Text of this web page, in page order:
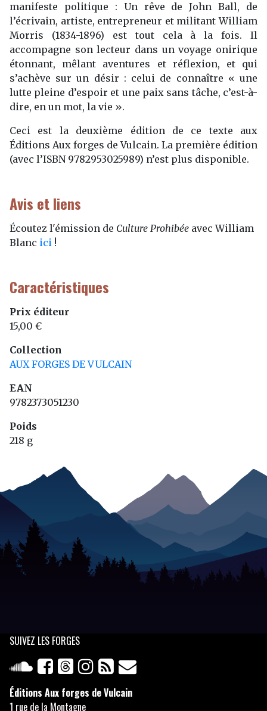
manifeste politique : Un rêve de John Ball, de
l’écrivain, artiste, entrepreneur et militant William
Morris (1834-1896) est tout cela à la fois. Il
accompagne son lecteur dans un voyage onirique
étonnant, mêlant aventures et réflexion, et qui
s’achève sur un désir : celui de connaître « une
lutte pleine d’espoir et une paix sans tâche, c’est-à-
dire, en un mot, la vie ».
Ceci est la deuxième édition de ce texte aux
Éditions Aux forges de Vulcain. La première édition
(avec l’ISBN 9782953025989) n’est plus disponible.
Avis et liens
Écoutez l'émission de Culture Prohibée avec William
Blanc ici !
Caractéristiques
Prix éditeur
15,00 €
Collection
AUX FORGES DE VULCAIN
EAN
9782373051230
Poids
218 g
SUIVEZ LES FORGES
Éditions Aux forges de Vulcain
1 rue de la Montagne